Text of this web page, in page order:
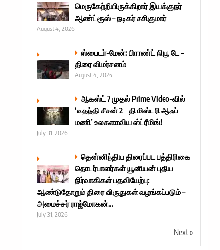
மெருகேற்றியிருக்கிறார் இயக்குநர்
ஆண்ட்ரூஸ் – நடிகர் சசிகுமார்
August 4, 2026
ஸ்பைடர்-மேன்: பிராண்ட் நியூ டே –
திரை விமர்சனம்
August 4, 2026
ஆகஸ்ட் 7 முதல் Prime Video-வில்
‘வதந்தி சீசன் 2 – தி மிஸ்டரி ஆஃப்
மணி’ உலகளாவிய ஸ்ட்ரீமிங்!
July 31, 2026
தென்னிந்திய திரைப்பட பத்திரிகை
தொடர்பாளர்கள் யூனியன் புதிய
நிர்வாகிகள் பதவியேற்பு:
ஆண்டுதோறும் திரை விருதுகள் வழங்கப்படும் –
அமைச்சர் ராஜ்மோகன்...
July 31, 2026
Next »